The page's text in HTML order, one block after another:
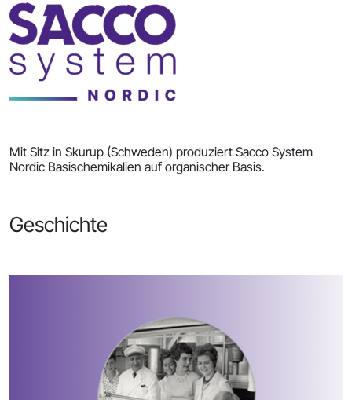
Mit Sitz in Skurup (Schweden) produziert Sacco System
Nordic Basischemikalien auf organischer Basis.
Geschichte